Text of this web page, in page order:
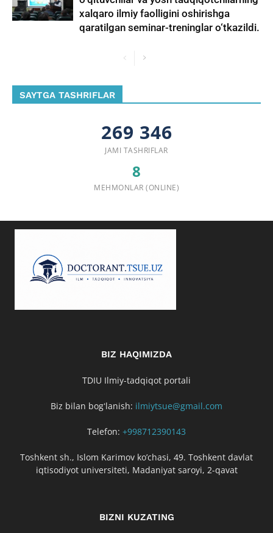
xalqaro ilmiy faolligini oshirishga
qaratilgan seminar-treninglar o‘tkazildi.
SAYTGA TASHRIFLAR
269 346
JAMI TASHRIFLAR
8
MEHMONLAR (ONLINE)
BIZ HAQIMIZDA
TDIU Ilmiy-tadqiqot portali
Biz bilan bogʻlanish: ilmiytsue@gmail.com
Telefon: +998712390143
Toshkent sh., Islom Karimov ko’chasi, 49. Toshkent davlat
iqtisodiyot universiteti, Madaniyat saroyi, 2-qavat
BIZNI KUZATING